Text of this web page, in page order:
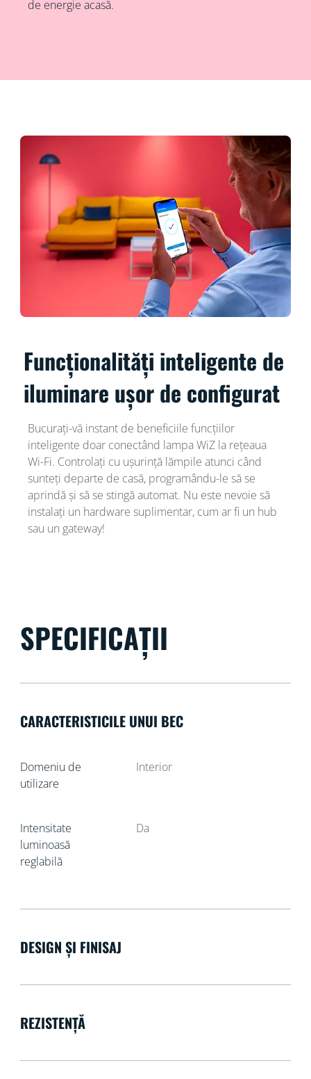
de energie acasă.
Funcționalități inteligente de
iluminare ușor de configurat
Bucurați-vă instant de beneficiile funcțiilor
inteligente doar conectând lampa WiZ la rețeaua
Wi-Fi. Controlați cu ușurință lămpile atunci când
sunteți departe de casă, programându-le să se
aprindă și să se stingă automat. Nu este nevoie să
instalați un hardware suplimentar, cum ar fi un hub
sau un gateway!
SPECIFICAȚII
CARACTERISTICILE UNUI BEC
Domeniu de
utilizare
Interior
Intensitate
luminoasă
reglabilă
Da
DESIGN ȘI FINISAJ
REZISTENȚĂ